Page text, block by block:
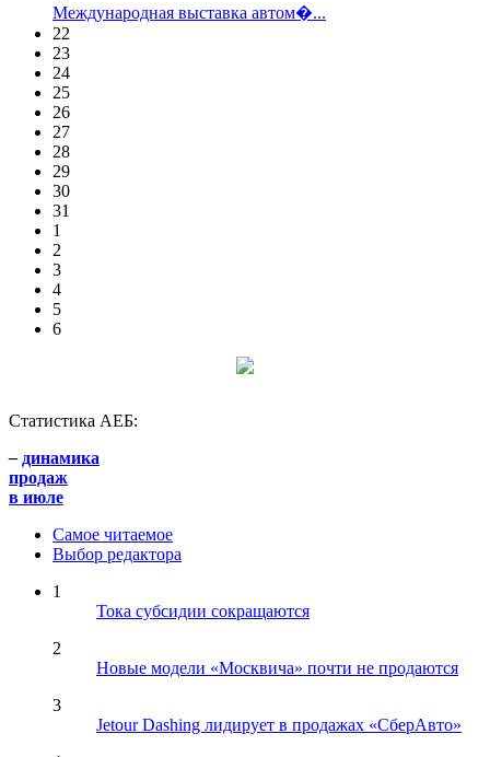
Международная выставка автом�...
22
23
24
25
26
27
28
29
30
31
1
2
3
4
5
6
Статистика АЕБ:
– динамика
продаж
в июле
Самое читаемое
Выбор редактора
1
Тока субсидии сокращаются
2
Новые модели «Москвича» почти не продаются
3
Jetour Dashing лидирует в продажах «СберАвто»